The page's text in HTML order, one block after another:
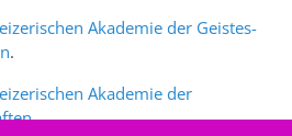
Akademie der Geistes-
.
Akademie der
.